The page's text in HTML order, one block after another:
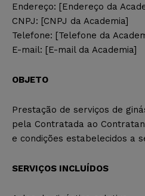
Endereço: [Endereço da
CNPJ: [CNPJ da Academia]
Telefone: [Telefone da
E-mail: [E-mail da Academia]
OBJETO
Prestação de serviços de
pela Contratada ao
e condições estabelecidos a
SERVIÇOS INCLUÍDOS